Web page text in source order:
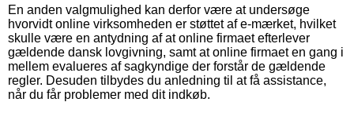
En anden valgmulighed kan derfor være at undersøge
hvorvidt online virksomheden er støttet af e-mærket, hvilket
skulle være en antydning af at online firmaet efterlever
gældende dansk lovgivning, samt at online firmaet en gang i
mellem evalueres af sagkyndige der forstår de gældende
regler. Desuden tilbydes du anledning til at få assistance,
når du får problemer med dit indkøb.